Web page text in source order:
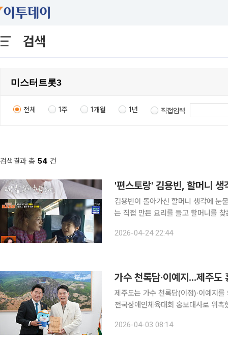
검색
전체 1주 1개월 1년 직접입력
검색결과 총 54 건
'편스토랑' 김용빈, 할머니
김용빈이 돌아가신 할머니 생각에 눈물을 보였다. 24일 방송된 KBS 2TV ‘
는 직접 만든 요리를 들고 할머니를 찾는 김용빈의 모
2026-04-24 22:44
가수 천록담·이예지...제주도
제주도는 가수 천록담(이정)·이예지
전국장애인체육대회 홍보대사로 위촉했다고 3일 밝혔다. 제주에
램 '우리들의 발라드'에서 우승을 차
2026-04-03 08:14